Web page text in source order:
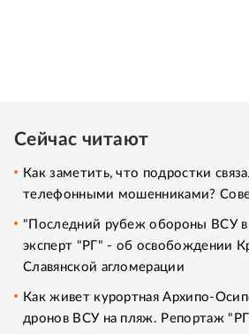
Сейчас читают
Как заметить, что подростки
телефонными мошенниками?
"Последний рубеж обороны ВСУ
эксперт "РГ" - об освобождении
Славянской агломерации
Как живет курортная Архипо-
дронов ВСУ на пляж. Репортаж